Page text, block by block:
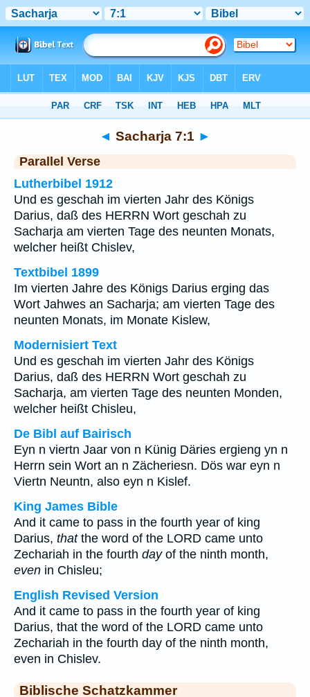
◄ Sacharja 7:1 ►
Parallel Verse
Lutherbibel 1912
Und es geschah im vierten Jahr des Königs
Darius, daß des HERRN Wort geschah zu
Sacharja am vierten Tage des neunten Monats,
welcher heißt Chislev,
Textbibel 1899
Im vierten Jahre des Königs Darius erging das
Wort Jahwes an Sacharja; am vierten Tage des
neunten Monats, im Monate Kislew,
Modernisiert Text
Und es geschah im vierten Jahr des Königs
Darius, daß des HERRN Wort geschah zu
Sacharja, am vierten Tage des neunten Monden,
welcher heißt Chisleu,
De Bibl auf Bairisch
Eyn n viertn Jaar von n Künig Däries ergieng yn n
Herrn sein Wort an n Zächeriesn. Dös war eyn n
Viertn Neuntn, also eyn n Kislef.
King James Bible
And it came to pass in the fourth year of king
Darius, thatthe word of the LORD came unto
Zechariah in the fourth dayof the ninth month,
even in Chisleu;
English Revised Version
And it came to pass in the fourth year of king
Darius, that the word of the LORD came unto
Zechariah in the fourth day of the ninth month,
even in Chislev.
Biblische Schatzkammer